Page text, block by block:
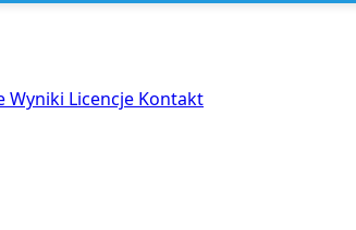
Wyniki Licencje Kontakt